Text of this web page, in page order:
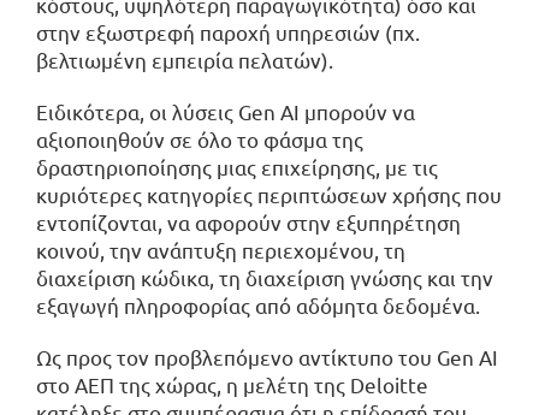
στην εξωστρεφή παροχή υπηρεσιών (πχ.
βελτιωμένη εμπειρία πελατών).
Ειδικότερα, οι λύσεις Gen AI μπορούν να
αξιοποιηθούν σε όλο το φάσμα της
δραστηριοποίησης μιας επιχείρησης, με τις
κυριότερες κατηγορίες περιπτώσεων χρήσης που
εντοπίζονται, να αφορούν στην εξυπηρέτηση
κοινού, την ανάπτυξη περιεχομένου, τη
διαχείριση κώδικα, τη διαχείριση γνώσης και την
εξαγωγή πληροφορίας από αδόμητα δεδομένα.
Ως προς τον προβλεπόμενο αντίκτυπο του Gen AI
στο ΑΕΠ της χώρας, η μελέτη της Deloitte